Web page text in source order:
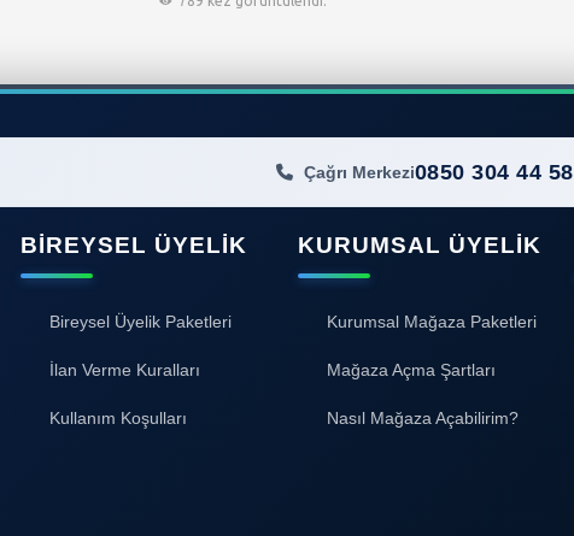
Çağrı Merkezi0850 304 44 58
BIREYSEL ÜYELIK
Bireysel Üyelik Paketleri
İlan Verme Kuralları
Kullanım Koşulları
KURUMSAL ÜYELIK
Kurumsal Mağaza Paketleri
Mağaza Açma Şartları
Nasıl Mağaza Açabilirim?